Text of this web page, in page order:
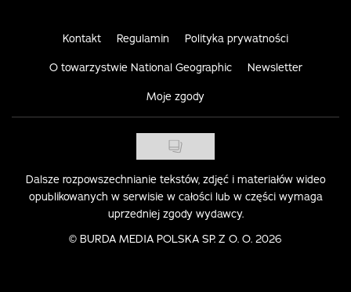
Kontakt Regulamin Polityka prywatności
O towarzystwie National Geographic Newsletter
Moje zgody
Dalsze rozpowszechnianie tekstów, zdjęć i materiałów wideo
opublikowanych w serwisie w całości lub w części wymaga
uprzedniej zgody wydawcy.
© BURDA MEDIA POLSKA SP. Z O. O. 2026